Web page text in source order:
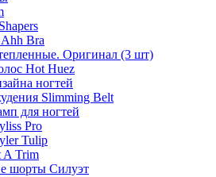
Bra
Оригинал (3 шт)
Hot Huez
ногтей
Slimming Belt
для ногтей
Pro
Tulip
A Trim
шорты Силуэт